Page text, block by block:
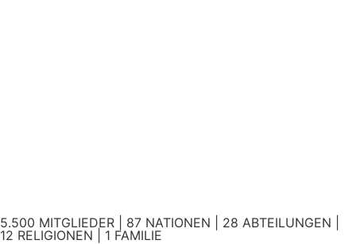
5.500 MITGLIEDER | 87 NATIONEN | 28 ABTEILUNGEN |
12 RELIGIONEN | 1 FAMILIE